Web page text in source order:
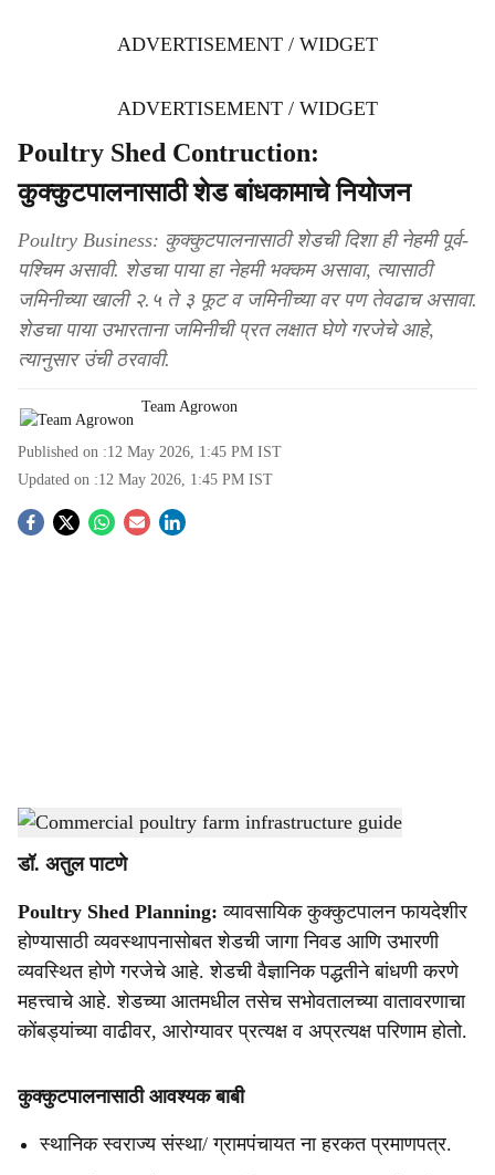
ADVERTISEMENT / WIDGET
ADVERTISEMENT / WIDGET
Poultry Shed Contruction:
कुक्कुटपालनासाठी शेड बांधकामाचे नियोजन
Poultry Business: कुक्कुटपालनासाठी शेडची दिशा ही नेहमी पूर्व-
पश्चिम असावी. शेडचा पाया हा नेहमी भक्कम असावा, त्यासाठी
जमिनीच्या खाली २.५ ते ३ फूट व जमिनीच्या वर पण तेवढाच असावा.
शेडचा पाया उभारताना जमिनीची प्रत लक्षात घेणे गरजेचे आहे,
त्यानुसार उंची ठरवावी.
Team Agrowon
Published on :12 May 2026, 1:45 PM IST
Updated on :12 May 2026, 1:45 PM IST
S
r
e
Commercial poultry farm infrastructure guide-Agrowon
डॉ. अतुल पाटणे
Poultry Shed Planning: व्यावसायिक कुक्कुटपालन फायदेशीर
होण्यासाठी व्यवस्थापनासोबत शेडची जागा निवड आणि उभारणी
व्यवस्थित होणे गरजेचे आहे. शेडची वैज्ञानिक पद्धतीने बांधणी करणे
महत्त्वाचे आहे. शेडच्या आतमधील तसेच सभोवतालच्या वातावरणाचा
कोंबड्यांच्या वाढीवर, आरोग्यावर प्रत्यक्ष व अप्रत्यक्ष परिणाम होतो.
कुक्कुटपालनासाठी आवश्यक बाबी
स्थानिक स्वराज्य संस्था/ ग्रामपंचायत ना हरकत प्रमाणपत्र.